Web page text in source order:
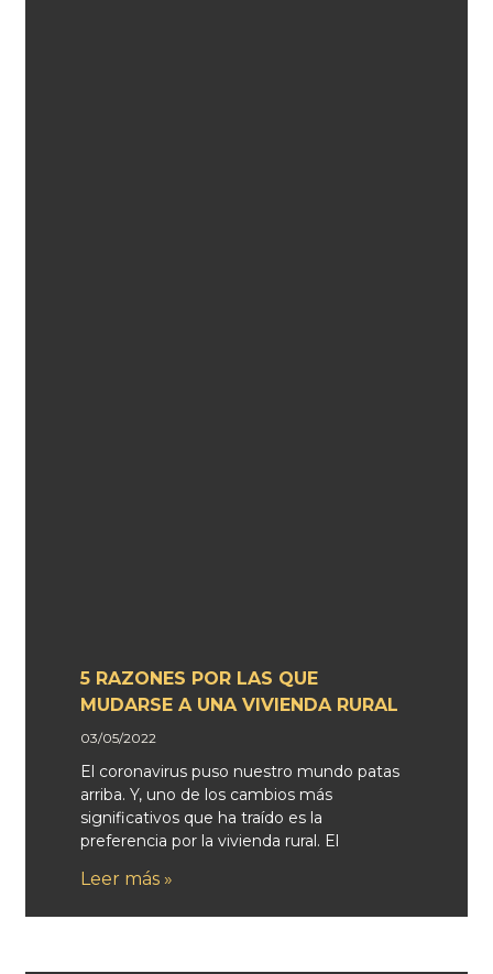
5 RAZONES POR LAS QUE
MUDARSE A UNA VIVIENDA RURAL
03/05/2022
El coronavirus puso nuestro mundo patas
arriba. Y, uno de los cambios más
significativos que ha traído es la
preferencia por la vivienda rural. El
Leer más »